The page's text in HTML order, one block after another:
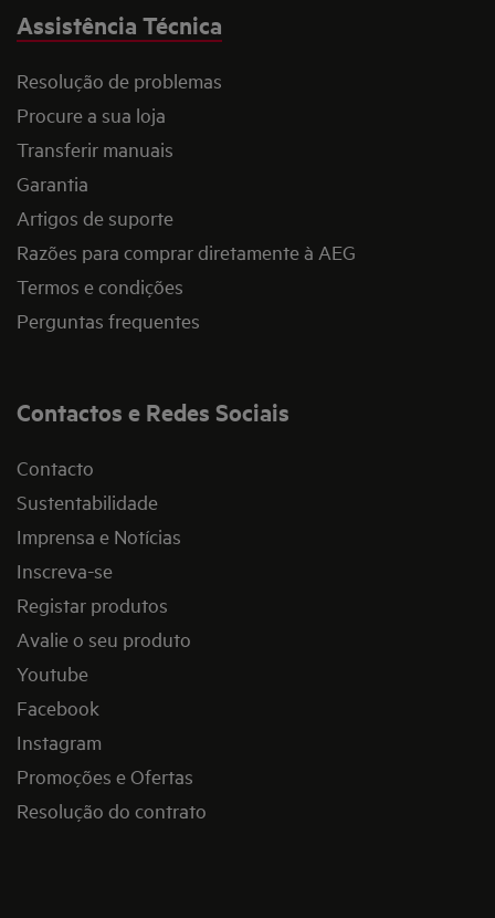
Assistência Técnica
Resolução de problemas
Procure a sua loja
Transferir manuais
Garantia
Artigos de suporte
Razões para comprar diretamente à AEG
Termos e condições
Perguntas frequentes
Contactos e Redes Sociais
Contacto
Sustentabilidade
Imprensa e Notícias
Inscreva-se
Registar produtos
Avalie o seu produto
Youtube
Facebook
Instagram
Promoções e Ofertas
Resolução do contrato